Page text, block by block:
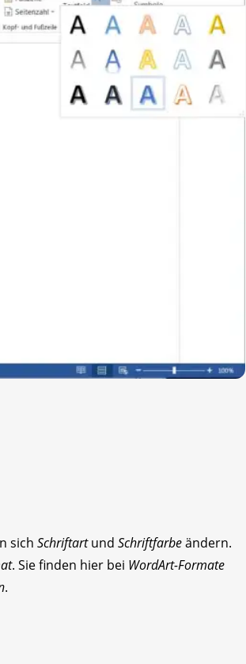
sich Schriftartund Schriftfarbeändern.
. Sie finden hier bei WordArt-Formate
.